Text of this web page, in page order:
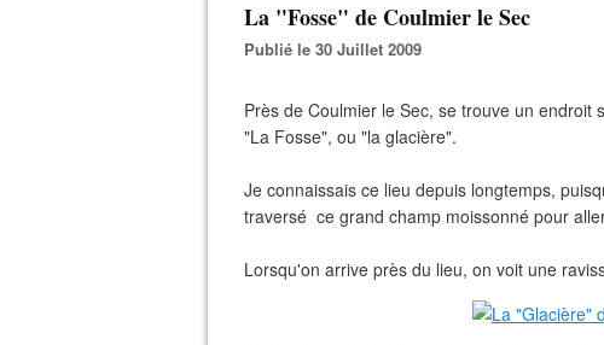
La "Fosse" de Coulmier le Sec
Publié le 30 Juillet 2009
Près de Coulmier le Sec, se trouve un
"La Fosse", ou "la glacière".
Je connaissais ce lieu depuis longtemps,
traversé ce grand champ moissonné pour
Lorsqu'on arrive près du lieu, on voit une